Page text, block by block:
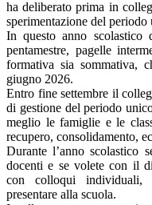
ha deliberato prima in
sperimentazione del
In questo anno
pentamestre, pagelle
formativa sia sommativa,
giugno 2026.
Entro fine settembre il
di gestione del periodo
meglio le famiglie e le
recupero, consolidamento,
Durante l’anno scolastico
docenti e se volete con il
con colloqui individuali,
presentare alla scuola.